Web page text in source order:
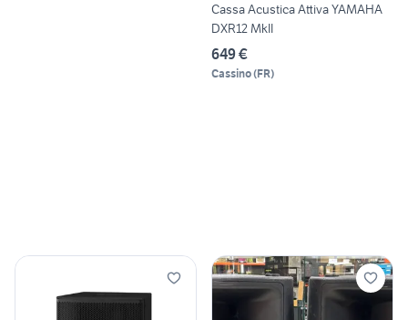
Cassa Acustica Attiva YAMAHA
DXR12 MkII
649 €
Cassino(FR)